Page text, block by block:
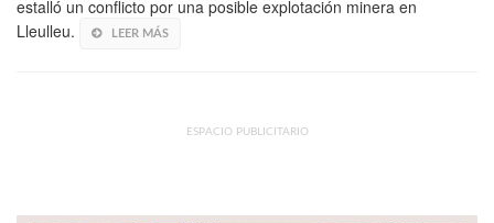
estalló un conflicto por una posible explotación minera en
Lleulleu.
LEER MÁS
ESPACIO PUBLICITARIO